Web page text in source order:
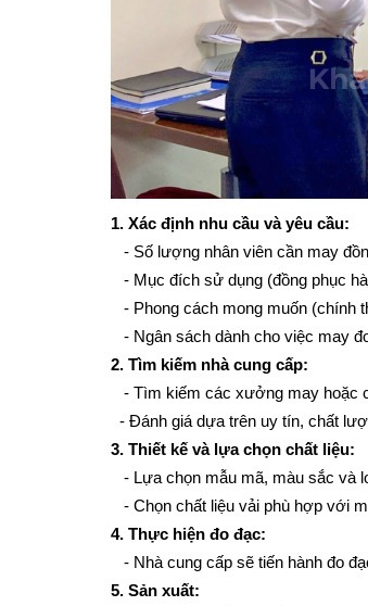
1. Xác định nhu cầu và yêu cầu:
- Số lượng nhân viên cần may
- Mục đích sử dụng (đồng phục
- Phong cách mong muốn (chính
- Ngân sách dành cho việc may
2. Tìm kiếm nhà cung cấp:
- Tìm kiếm các xưởng may hoặc
- Đánh giá dựa trên uy tín, chất
3. Thiết kế và lựa chọn chất liệu:
- Lựa chọn mẫu mã, màu sắc và
- Chọn chất liệu vải phù hợp với
4. Thực hiện đo đạc:
- Nhà cung cấp sẽ tiến hành đo
5. Sản xuất: